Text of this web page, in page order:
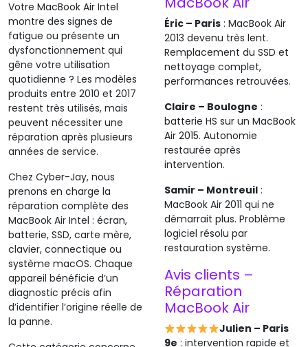
Votre MacBook Air Intel
montre des signes de
fatigue ou présente un
dysfonctionnement qui
gêne votre utilisation
quotidienne ? Les modèles
produits entre 2010 et 2017
restent très utilisés, mais
peuvent nécessiter une
réparation après plusieurs
années de service.
Chez Cyber-Jay, nous
prenons en charge la
réparation complète des
MacBook Air Intel : écran,
batterie, SSD, carte mère,
clavier, connectique ou
système macOS. Chaque
appareil bénéficie d’un
diagnostic précis afin
d’identifier l’origine réelle de
la panne.
Éric – Paris : MacBook Air
2013 devenu très lent.
Remplacement du SSD et
nettoyage complet,
performances retrouvées.
Claire – Boulogne :
batterie HS sur un MacBook
Air 2015. Autonomie
restaurée après
intervention.
Samir – Montreuil :
MacBook Air 2011 qui ne
démarrait plus. Problème
logiciel résolu par
restauration système.
Avis clients –
Réparation
MacBook Air
Julien – Paris
9e : intervention rapide et